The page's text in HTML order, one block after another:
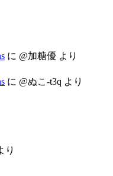
に @加糖優 より
に @ぬこ-t3q より
り